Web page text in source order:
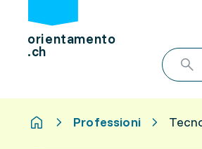
orientamento
.ch
Professioni